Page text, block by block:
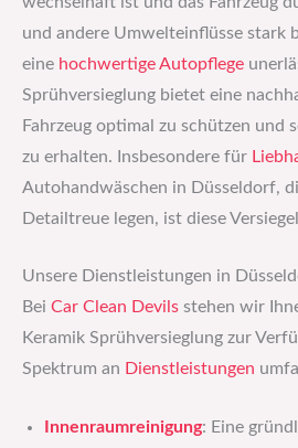
und andere Umwelteinflüsse stark
eine hochwertige Autopflege
Sprühversieglung bietet eine
Fahrzeug optimal zu schützen und
zu erhalten. Insbesondere für
Autohandwäschen in Düsseldorf,
Detailtreue legen, ist diese
Unsere Dienstleistungen in
Bei Car Clean Devils stehen wir
Keramik Sprühversieglung zur
Spektrum an Dienstleistungen
Innenraumreinigung: Eine